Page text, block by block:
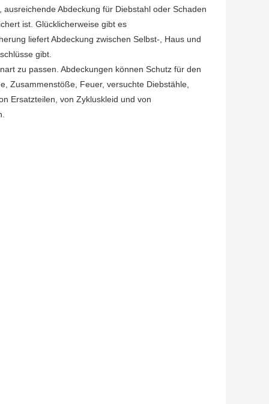
Abdeckung für Diebstahl oder Schaden
ist. Glücklicherweise gibt es
liefert Abdeckung zwischen Selbst-, Haus und
gibt.
zu passen. Abdeckungen können Schutz für den
Zusammenstöße, Feuer, versuchte Diebstähle,
Ersatzteilen, von Zykluskleid und von